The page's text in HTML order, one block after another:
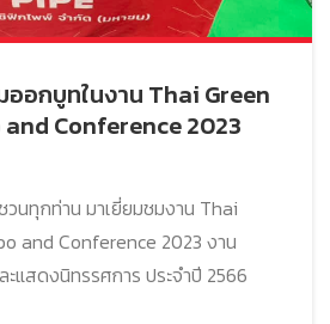
อกบูทในงาน Thai Green
Conference 2023
ทุกท่าน มาเยี่ยมชมงาน Thai
and Conference 2023 งาน
แสดงนิทรรศการ ประจำปี 2566